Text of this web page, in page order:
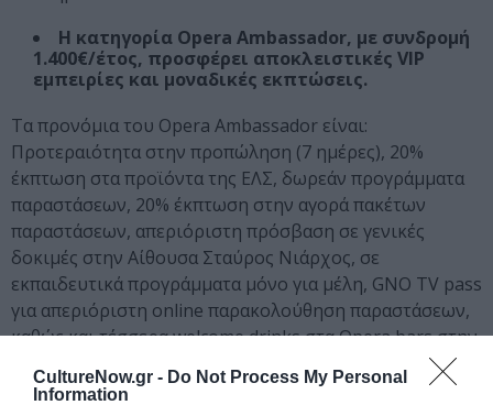
CultureNow.gr - Do Not Process My Personal
Information
Η κατηγορία Opera Ambassador, με συνδρομή
1.400€/έτος, προσφέρει αποκλειστικές VIP
εμπειρίες και μοναδικές εκπτώσεις.
Τα προνόμια του Opera Ambassador είναι:
Προτεραιότητα στην προπώληση (7 ημέρες), 20%
έκπτωση στα προϊόντα της ΕΛΣ, δωρεάν προγράμματα
παραστάσεων, 20% έκπτωση στην αγορά πακέτων
παραστάσεων, απεριόριστη πρόσβαση σε γενικές
δοκιμές στην Αίθουσα Σταύρος Νιάρχος, σε
εκπαιδευτικά προγράμματα μόνο για μέλη, GNO TV pass
για απεριόριστη online παρακολούθηση παραστάσεων,
καθώς και τέσσερα welcome drinks στα Opera bars στην
ΕΛΣ. Επιπλέον, προπληρωμένη κάρτα για το πάρκινγκ
του ΚΠΙΣΝ, ξεναγήσεις στα παρασκήνια της ΕΛΣ, ομιλίες